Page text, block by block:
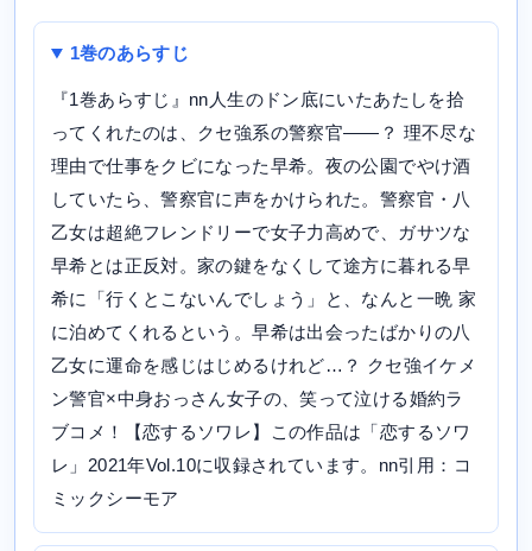
1巻のあらすじ
『1巻あらすじ』nn人生のドン底にいたあたしを拾
ってくれたのは、クセ強系の警察官――？ 理不尽な
理由で仕事をクビになった早希。夜の公園でやけ酒
していたら、警察官に声をかけられた。警察官・八
乙女は超絶フレンドリーで女子力高めで、ガサツな
早希とは正反対。家の鍵をなくして途方に暮れる早
希に「行くとこないんでしょう」と、なんと一晩 家
に泊めてくれるという。早希は出会ったばかりの八
乙女に運命を感じはじめるけれど…？ クセ強イケメ
ン警官×中身おっさん女子の、笑って泣ける婚約ラ
ブコメ！【恋するソワレ】この作品は「恋するソワ
レ」2021年Vol.10に収録されています。nn引用：コ
ミックシーモア